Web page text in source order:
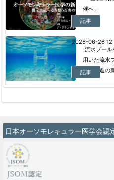
催へ」
記事
流水プール
用いた流水
代謝促進の
記事
2026-06-26
日本オーソモレキュラー医学会認